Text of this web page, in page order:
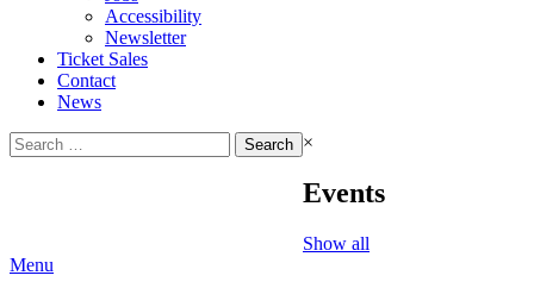
Accessibility
Newsletter
Ticket Sales
Contact
News
Search
for:
×
Events
Show all
Menu